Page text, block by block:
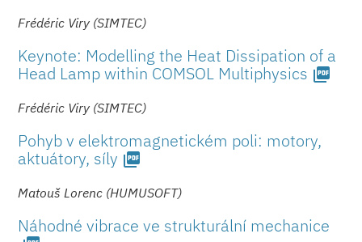
Frédéric Viry (SIMTEC)
Keynote: Modelling the Heat Dissipation of a
Head Lamp within COMSOL Multiphysics picture_as_pdf
Frédéric Viry (SIMTEC)
Pohyb v elektromagne­tickém poli: motory,
aktuátory, síly picture_as_pdf
Matouš Lorenc (HUMUSOFT)
Náhodné vibrace ve strukturální mechanice